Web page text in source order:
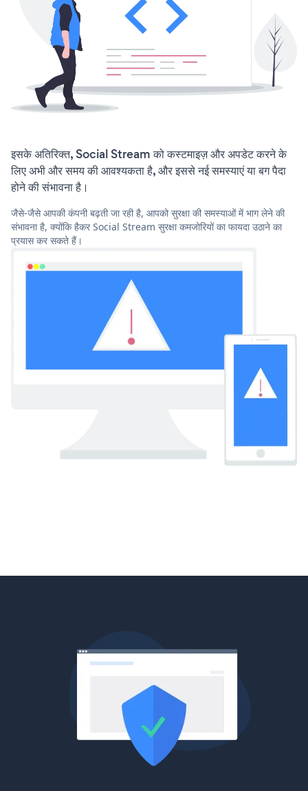
इसके अतिरिक्त, Social Stream को कस्टमाइज़ और अपडेट करने के
लिए अभी और समय की आवश्यकता है, और इससे नई समस्याएं या बग पैदा
होने की संभावना है।
जैसे-जैसे आपकी कंपनी बढ़ती जा रही है, आपको सुरक्षा की समस्याओं में भाग लेने की
संभावना है, क्योंकि हैकर Social Stream सुरक्षा कमजोरियों का फायदा उठाने का
प्रयास कर सकते हैं।